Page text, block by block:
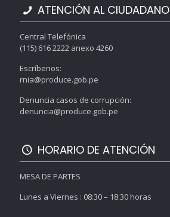
ATENCIÓN AL CIUDADANO
Central Telefónica
(115) 616 2222 anexo 4260
Escríbenos:
rnia@produce.gob.pe
Denuncia casos de corrupción:
denuncia@produce.gob.pe
HORARIO DE ATENCIÓN
MESA DE PARTES
Lunes a Viernes : 08:30 – 18:30 horas